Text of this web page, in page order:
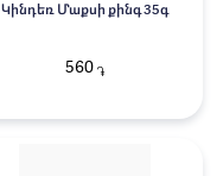
Կինդեռ Մաքսի քինգ 35գ
560 ֏